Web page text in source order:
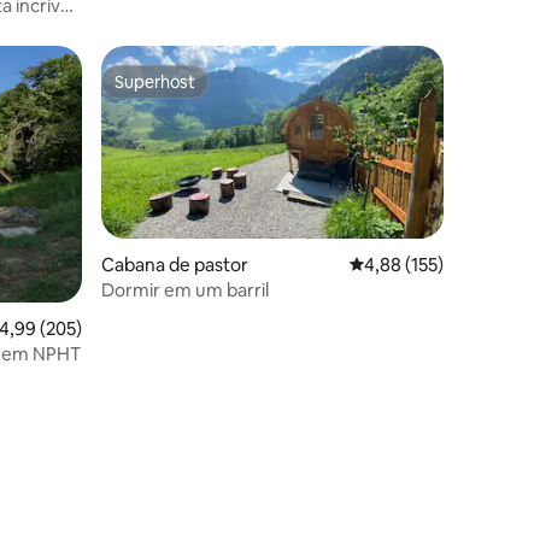
incrível
média de 4,99 em 5 estrelas, 205avaliações
4,99 (205)
NPHT
Superhost
Superhost
Cabana de pastor Classificação média
4,88 (155)
Dormir em um barril